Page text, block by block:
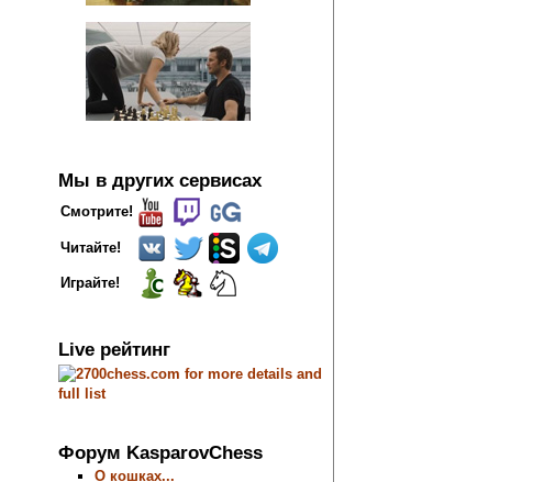
Мы в других сервисах
Смотрите!
Читайте!
Играйте!
Live рейтинг
Форум KasparovChess
О кошках...